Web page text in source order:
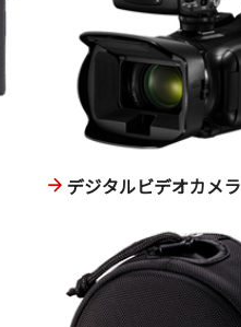
デジタルビデオカメラ